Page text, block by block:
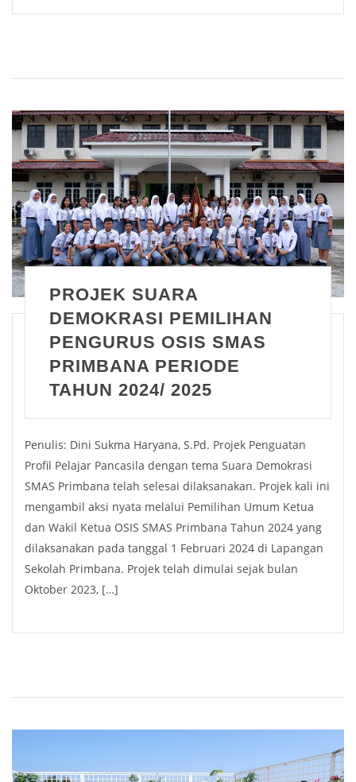
PROJEK SUARA
DEMOKRASI PEMILIHAN
PENGURUS OSIS SMAS
PRIMBANA PERIODE
TAHUN 2024/ 2025
Penulis: Dini Sukma Haryana, S.Pd. Projek Penguatan
Profil Pelajar Pancasila dengan tema Suara Demokrasi
SMAS Primbana telah selesai dilaksanakan. Projek kali ini
mengambil aksi nyata melalui Pemilihan Umum Ketua
dan Wakil Ketua OSIS SMAS Primbana Tahun 2024 yang
dilaksanakan pada tanggal 1 Februari 2024 di Lapangan
Sekolah Primbana. Projek telah dimulai sejak bulan
Oktober 2023, […]